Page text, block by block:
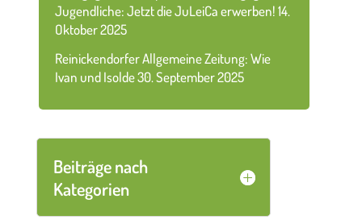
Jugendliche: Jetzt die JuLeiCa erwerben!14.
Oktober 2025
Reinickendorfer Allgemeine Zeitung: Wie
Ivan und Isolde30. September 2025
Beiträge nach
Kategorien